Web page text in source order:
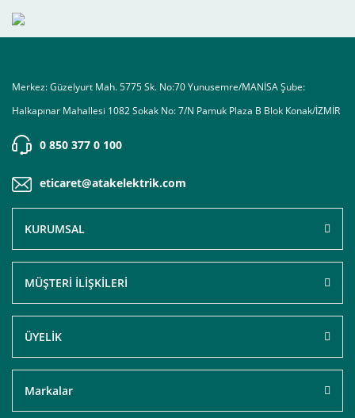
Merkez: Güzelyurt Mah. 5775 Sk. No:70 Yunusemre/MANİSA Şube:
Halkapınar Mahallesi 1082 Sokak No: 7/N Pamuk Plaza B Blok Konak/İZMİR
0 850 377 0 100
eticaret@atakelektrik.com
KURUMSAL
MÜŞTERİ İLİŞKİLERİ
ÜYELİK
Markalar